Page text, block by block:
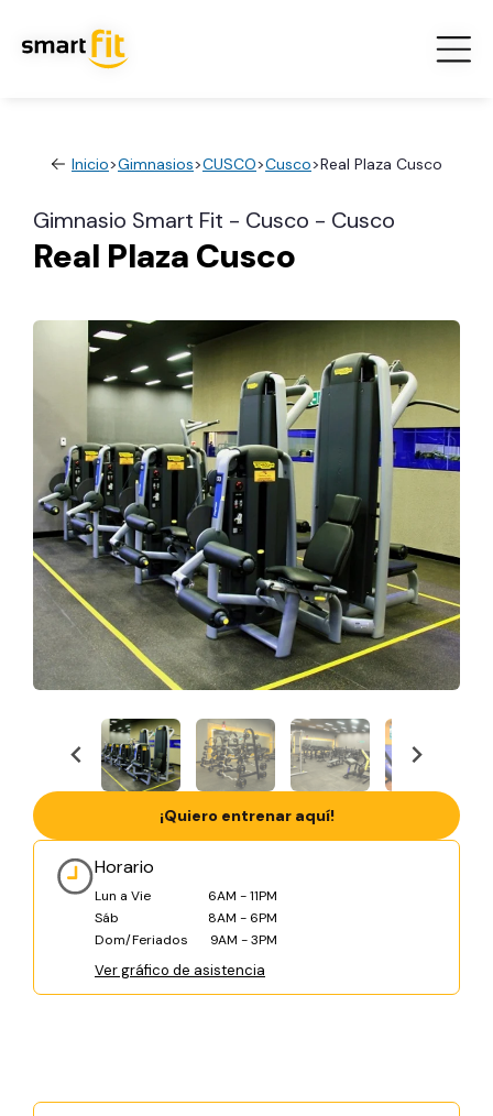
Inicio>Gimnasios>CUSCO>Cusco>Real Plaza Cusco
Gimnasio Smart Fit - Cusco - Cusco
Real Plaza Cusco
Horario
Lun a Vie
6AM - 11PM
Sáb
8AM - 6PM
Dom/Feriados
9AM - 3PM
Ver gráfico de asistencia
¡Quiero entrenar aquí!